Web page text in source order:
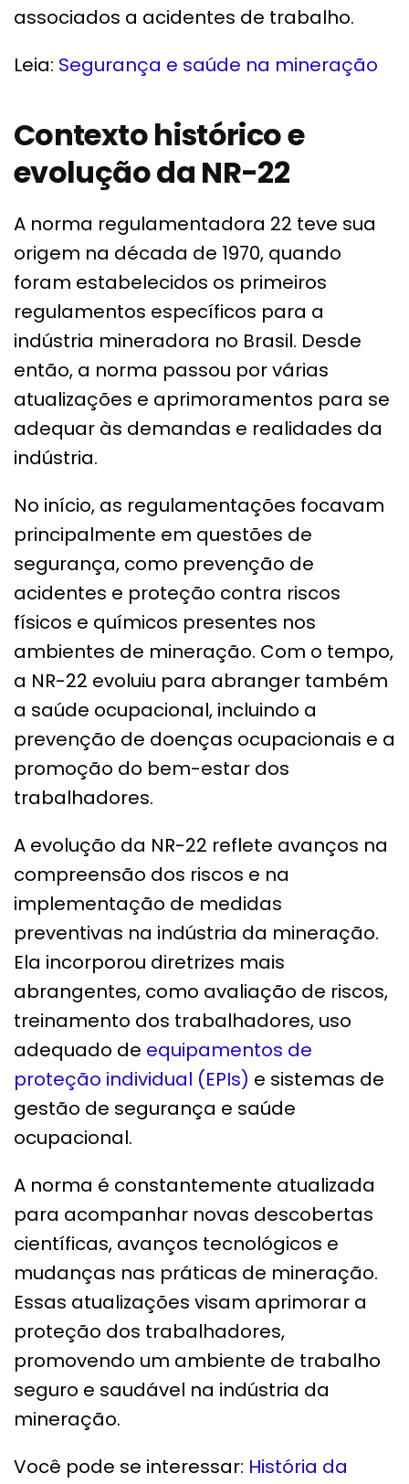
associados a acidentes de trabalho.
Leia: Segurança e saúde na mineração
Contexto histórico e
evolução da NR-22
A norma regulamentadora 22 teve sua
origem na década de 1970, quando
foram estabelecidos os primeiros
regulamentos específicos para a
indústria mineradora no Brasil. Desde
então, a norma passou por várias
atualizações e aprimoramentos para se
adequar às demandas e realidades da
indústria.
No início, as regulamentações focavam
principalmente em questões de
segurança, como prevenção de
acidentes e proteção contra riscos
físicos e químicos presentes nos
ambientes de mineração. Com o tempo,
a NR-22 evoluiu para abranger também
a saúde ocupacional, incluindo a
prevenção de doenças ocupacionais e a
promoção do bem-estar dos
trabalhadores.
A evolução da NR-22 reflete avanços na
compreensão dos riscos e na
implementação de medidas
preventivas na indústria da mineração.
Ela incorporou diretrizes mais
abrangentes, como avaliação de riscos,
treinamento dos trabalhadores, uso
adequado de equipamentos de
proteção individual (EPIs) e sistemas de
gestão de segurança e saúde
ocupacional.
A norma é constantemente atualizada
para acompanhar novas descobertas
científicas, avanços tecnológicos e
mudanças nas práticas de mineração.
Essas atualizações visam aprimorar a
proteção dos trabalhadores,
promovendo um ambiente de trabalho
seguro e saudável na indústria da
mineração.
Você pode se interessar: História da